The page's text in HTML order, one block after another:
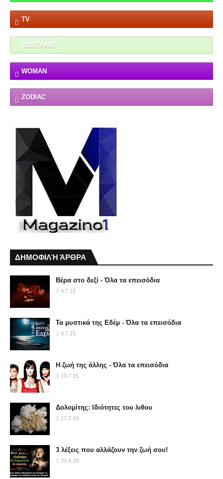
TV
VIDEO ART
WOMAN
ZODIAC
ΔΗΜΟΦΙΛΉ ΆΡΘΡΑ
Βέρα στο δεξί - Όλα τα επεισόδια
4.7.15
Τα μυστικά της Εδέμ - Όλα τα επεισόδια
4.7.15
Η ζωή της άλλης - Όλα τα επεισόδια
10.7.15
Δολομίτης: Ιδιότητες του λιθου
17.7.19
3 λέξεις που αλλάζουν την ζωή σου!
30.4.19